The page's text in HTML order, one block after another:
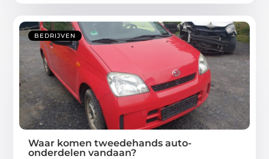
BEDRIJVEN
Waar komen tweedehands auto-
onderdelen vandaan?